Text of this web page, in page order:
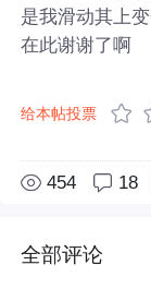
是我滑动其上
在此谢谢了啊
给本帖投票
454 18
全部评论